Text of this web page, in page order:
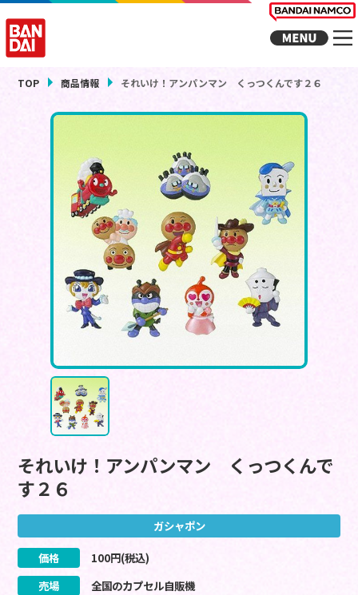
TOP 商品情報 それいけ！アンパンマン くっつくんです２６
それいけ！アンパンマン くっつくんで
す２６
ガシャポン
価格 100円(税込)
売場
全国のカプセル自販機